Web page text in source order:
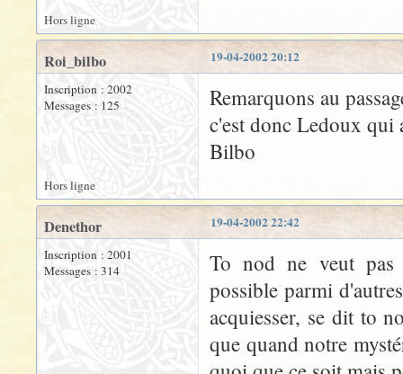
Hors ligne
19-04-2002 20:12
Roi_bilbo
Inscription : 2002
Messages : 125
Remarquons au
c'est donc Ledoux qui
Bilbo
Hors ligne
19-04-2002 22:42
Denethor
Inscription : 2001
Messages : 314
To nod ne veut pas
possible parmi
acquiesser, se dit to
que quand notre